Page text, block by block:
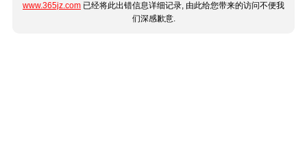
www.365jz.com 已经将此出错信息详细记录, 由此给您带来的访问不便我
们深感歉意.